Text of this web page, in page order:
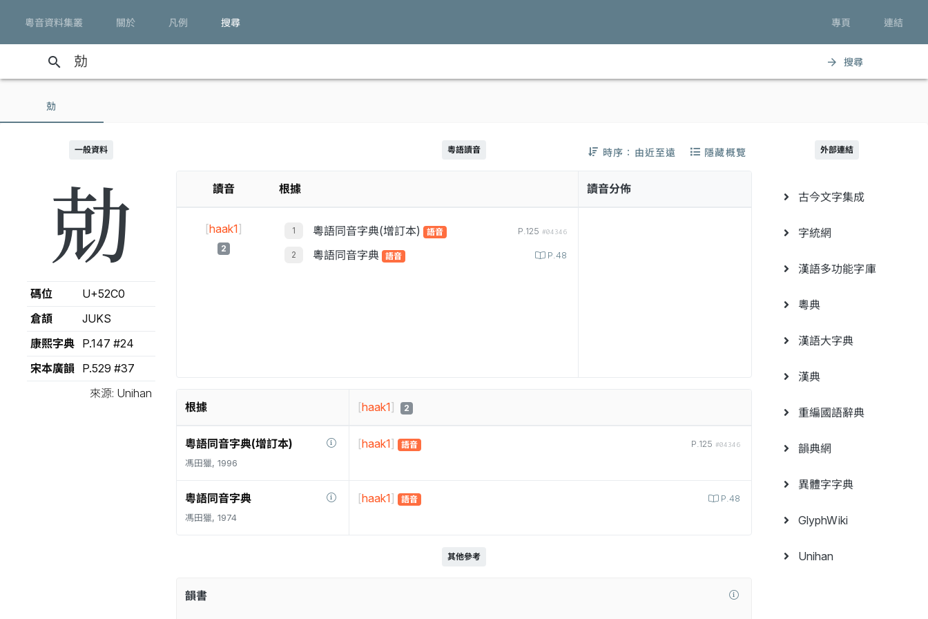
粵音資料集叢 關於 凡例 搜尋 專頁 連結
search arrow_forward 搜尋
勀
一般資料
勀
碼位
U+52C0
倉頡
JUKS
康熙字典
P.147 #24
宋本廣韻
P.529 #37
來源: Unihan
粵語讀音 時序：由近至遠 隱藏概覽
讀音 根據
[haak1]
2
粵語同音字典(增訂本) 語音 P.125 #04346
粵語同音字典 語音 P.48
讀音分佈
根據 [haak1] 2
粵語同音字典(增訂本)
馮田獵, 1996
P.125 #04346
[haak1] 語音
粵語同音字典
馮田獵, 1974
P.48
[haak1] 語音
其他參考
韻書
外部連結
古今文字集成
字統網
漢語多功能字庫
粵典
漢語大字典
漢典
重編國語辭典
韻典網
異體字字典
GlyphWiki
Unihan